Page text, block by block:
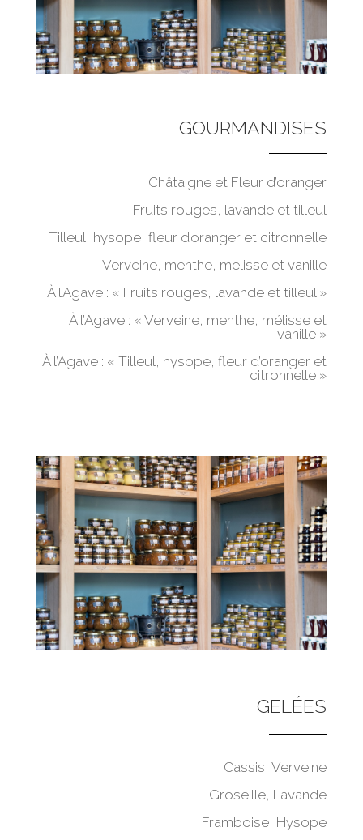
GOURMANDISES
Châtaigne et Fleur d’oranger
Fruits rouges, lavande et tilleul
Tilleul, hysope, fleur d’oranger et citronnelle
Verveine, menthe, melisse et vanille
À l’Agave : « Fruits rouges, lavande et tilleul »
À l’Agave : « Verveine, menthe, mélisse et
vanille »
À l’Agave : « Tilleul, hysope, fleur d’oranger et
citronnelle »
GELÉES
Cassis, Verveine
Groseille, Lavande
Framboise, Hysope